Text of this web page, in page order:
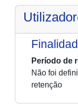
Período de
Não foi
retenção